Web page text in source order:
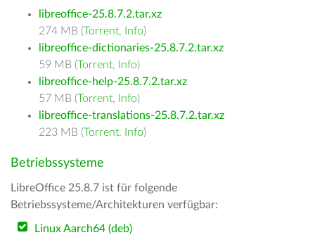
libreoffice-25.8.7.2.tar.xz
274 MB (Torrent, Info)
libreoffice-dictionaries-25.8.7.2.tar.xz
59 MB (Torrent, Info)
libreoffice-help-25.8.7.2.tar.xz
57 MB (Torrent, Info)
libreoffice-translations-25.8.7.2.tar.xz
223 MB (Torrent, Info)
Betriebssysteme
LibreOffice 25.8.7 ist für folgende
Betriebssysteme/Architekturen verfügbar:
Linux Aarch64 (deb)